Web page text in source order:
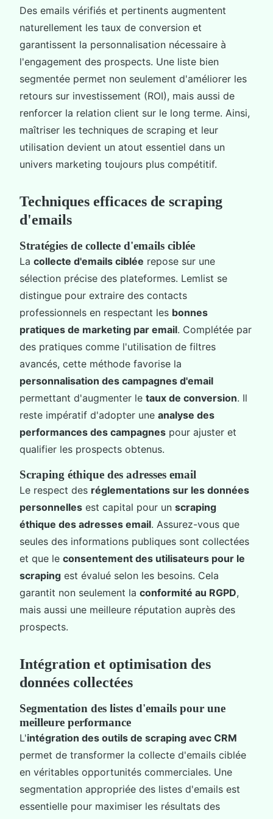
Des emails vérifiés et pertinents augmentent
naturellement les taux de conversion et
garantissent la personnalisation nécessaire à
l'engagement des prospects. Une liste bien
segmentée permet non seulement d'améliorer les
retours sur investissement (ROI), mais aussi de
renforcer la relation client sur le long terme. Ainsi,
maîtriser les techniques de scraping et leur
utilisation devient un atout essentiel dans un
univers marketing toujours plus compétitif.
Techniques efficaces de scraping
d'emails
Stratégies de collecte d'emails ciblée
La collecte d'emails ciblée repose sur une
sélection précise des plateformes. Lemlist se
distingue pour extraire des contacts
professionnels en respectant les bonnes
pratiques de marketing par email. Complétée par
des pratiques comme l'utilisation de filtres
avancés, cette méthode favorise la
personnalisation des campagnes d'email
permettant d'augmenter le taux de conversion. Il
reste impératif d'adopter une analyse des
performances des campagnes pour ajuster et
qualifier les prospects obtenus.
Scraping éthique des adresses email
Le respect des réglementations sur les données
personnelles est capital pour un scraping
éthique des adresses email. Assurez-vous que
seules des informations publiques sont collectées
et que le consentement des utilisateurs pour le
scraping est évalué selon les besoins. Cela
garantit non seulement la conformité au RGPD,
mais aussi une meilleure réputation auprès des
prospects.
Intégration et optimisation des
données collectées
Segmentation des listes d'emails pour une
meilleure performance
L'intégration des outils de scraping avec CRM
permet de transformer la collecte d'emails ciblée
en véritables opportunités commerciales. Une
segmentation appropriée des listes d'emails est
essentielle pour maximiser les résultats des